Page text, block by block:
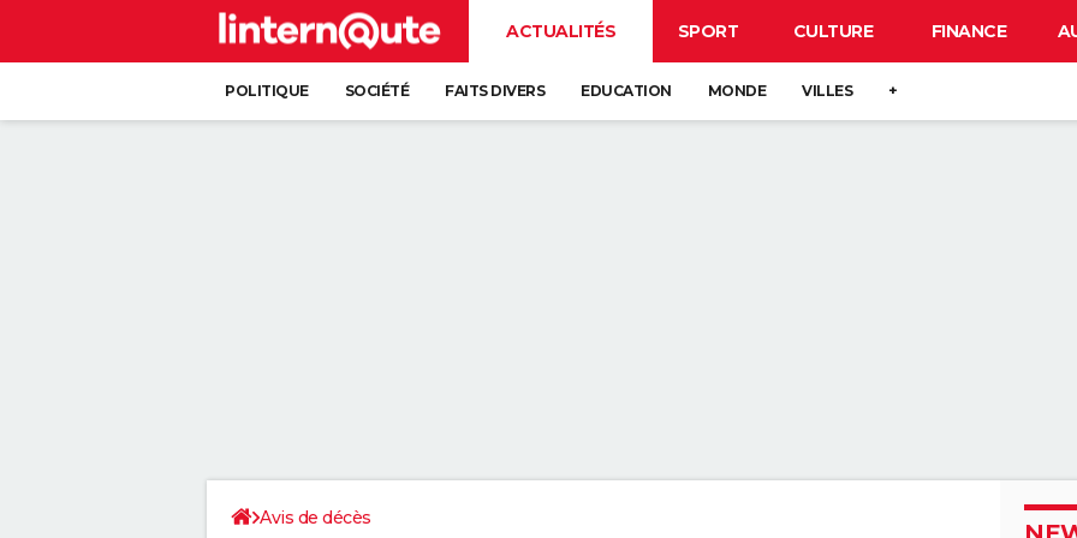
ACTUALITÉS SPORT CULTURE FINANCE
POLITIQUE SOCIÉTÉ FAITS DIVERS EDUCATION MONDE VILLES +
Avis de décès